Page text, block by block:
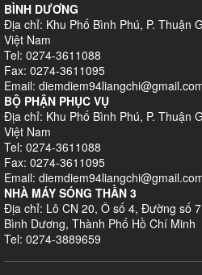
BÌNH DƯƠNG
Địa chỉ: Khu Phố Bình Phú, P. Thuận
Việt Nam
Tel: 0274-3611088
Fax: 0274-3611095
Email:
BỘ PHẬN PHỤC VỤ
Địa chỉ: Khu Phố Bình Phú, P. Thuận
Việt Nam
Tel: 0274-3611088
Fax: 0274-3611095
Email:
NHÀ MÁY SÓNG THẦN 3
Địa chỉ: Lô CN 20, Ô số 4, Đường số
Bình Dương, Thành Phố Hồ Chí Minh
Tel: 0274-3889659